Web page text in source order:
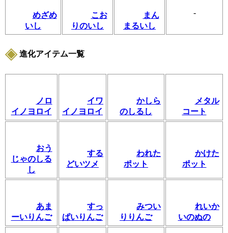
めざめ
いし
こお
りのいし
まん
まるいし
-
進化アイテム一覧
ノロ
イノヨロイ
イワ
イノヨロイ
かしら
のしるし
メタル
コート
おう
じゃのしる
し
する
どいツメ
われた
ポット
かけた
ポット
あま
ーいりんご
すっ
ぱいりんご
みつい
りりんご
れいか
いのぬの